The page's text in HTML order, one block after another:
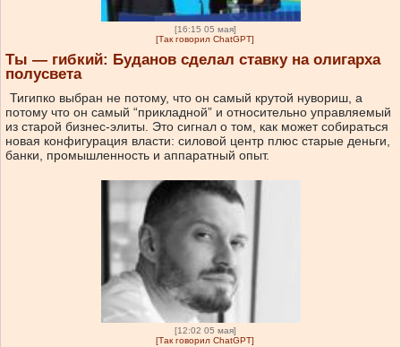
[16:15 05 мая]
[Так говорил ChatGPT]
Ты — гибкий: Буданов сделал ставку на олигарха
полусвета
Тигипко выбран не потому, что он самый крутой нувориш, а
потому что он самый “прикладной” и относительно управляемый
из старой бизнес-элиты. Это сигнал о том, как может собираться
новая конфигурация власти: силовой центр плюс старые деньги,
банки, промышленность и аппаратный опыт.
[12:02 05 мая]
[Так говорил ChatGPT]